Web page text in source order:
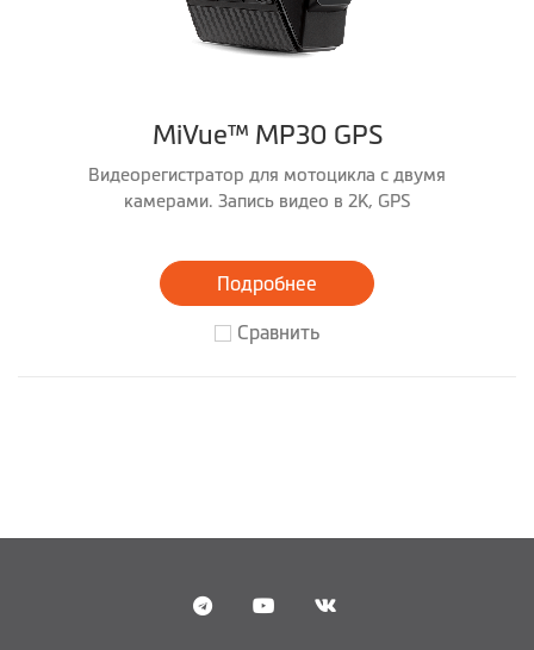
MiVue™ MP30 GPS
Видеорегистратор для мотоцикла с двумя
камерами. Запись видео в 2K, GPS
Подробнее
Сравнить